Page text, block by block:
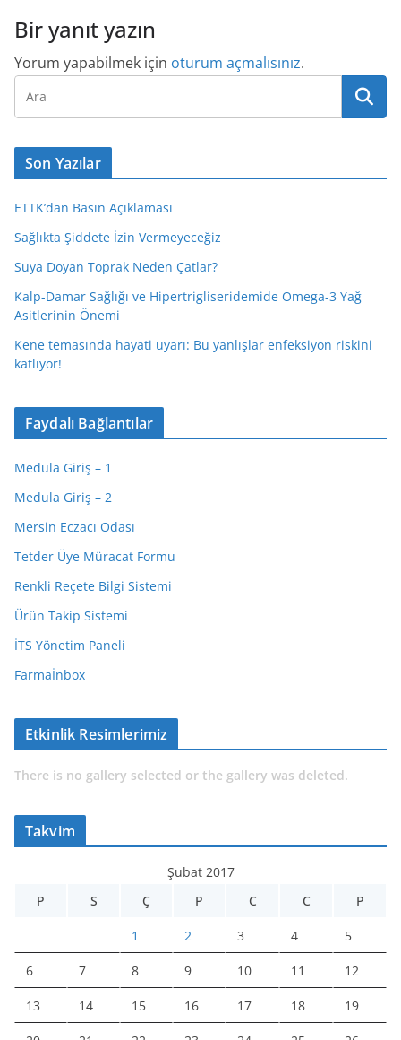
Bir yanıt yazın
Yorum yapabilmek için oturum açmalısınız.
Son Yazılar
ETTK’dan Basın Açıklaması
Sağlıkta Şiddete İzin Vermeyeceğiz
Suya Doyan Toprak Neden Çatlar?
Kalp-Damar Sağlığı ve Hipertrigliseridemide Omega-3 Yağ
Asitlerinin Önemi
Kene temasında hayati uyarı: Bu yanlışlar enfeksiyon riskini
katlıyor!
Faydalı Bağlantılar
Medula Giriş – 1
Medula Giriş – 2
Mersin Eczacı Odası
Tetder Üye Müracat Formu
Renkli Reçete Bilgi Sistemi
Ürün Takip Sistemi
İTS Yönetim Paneli
Farmaİnbox
Etkinlik Resimlerimiz
There is no gallery selected or the gallery was deleted.
Takvim
Şubat 2017
P
S Ç P C C P
1 2 3 4 5
6 7 8 9 10 11 12
13 14 15 16 17 18 19